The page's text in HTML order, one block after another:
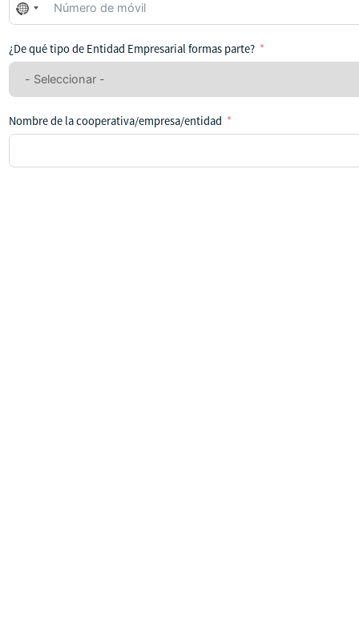
No
se
seleccionado
ningún
¿De qué tipo de Entidad Empresarial formas parte?
Nombre de la cooperativa/empresa/entidad